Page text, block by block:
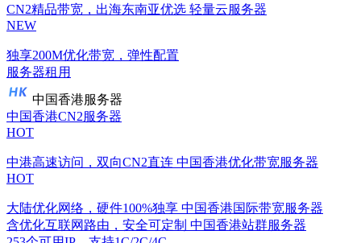
CN2精品带宽，出海东南亚优选 轻量云服务器
NEW
独享200M优化带宽，弹性配置
服务器租用
中国香港服务器
中国香港CN2服务器
HOT
中港高速访问，双向CN2直连 中国香港优化带宽服务器
HOT
大陆优化网络，硬件100%独享 中国香港国际带宽服务器
含优化互联网路由，安全可定制 中国香港站群服务器